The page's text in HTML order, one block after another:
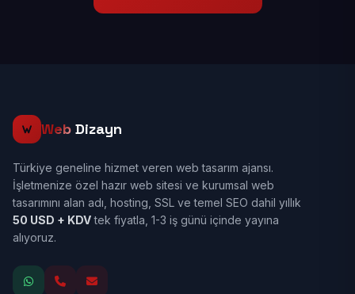
Web Dizayn
Türkiye geneline hizmet veren web tasarım ajansı.
İşletmenize özel hazır web sitesi ve kurumsal web
tasarımını alan adı, hosting, SSL ve temel SEO dahil yıllık
50 USD + KDVtek fiyatla, 1-3 iş günü içinde yayına
alıyoruz.